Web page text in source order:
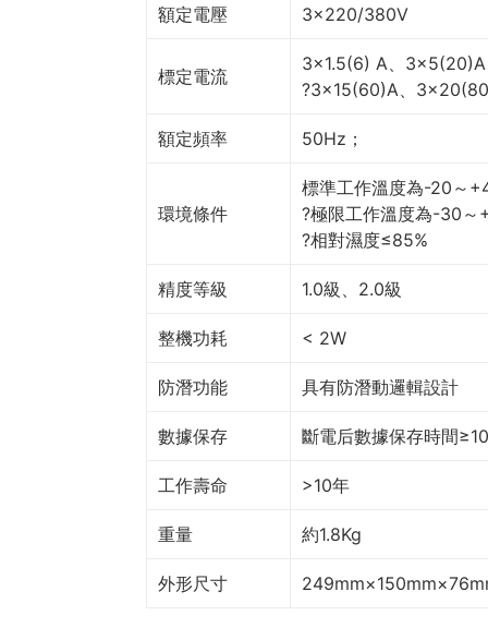
額定電壓 3×220/380V
標定電流
3×1.5(6) A、
?3×15(60)A、
額定頻率 50Hz；
環境條件
標準工作溫度為-20～
?極限工作溫度為-30
?相對濕度≤85%
精度等級 1.0級、2.0級
整機功耗 < 2W
防潛功能 具有防潛動邏輯設計
數據保存 斷電后數據保存時間
工作壽命 >10年
重量 約1.8Kg
外形尺寸